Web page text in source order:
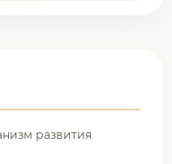
развития